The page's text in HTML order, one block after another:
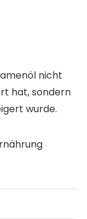
nicht
hat, sondern
wurde.